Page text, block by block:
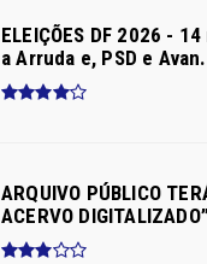
ELEIÇÕES DF 2026 -
a Arruda e, PSD e
ARQUIVO PÚBLICO
ACERVO